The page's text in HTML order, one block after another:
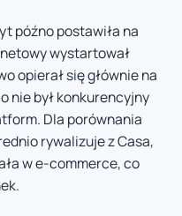
późno postawiła na
wystartował
opierał się głównie na
nie był konkurencyjny
Dla porównania
rywalizuje z Casa,
w e-commerce, co